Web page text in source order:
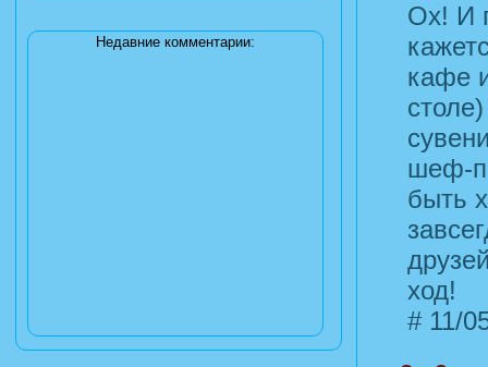
Ох! И
кафе
шеф-
быть
ход!
#11/
Недавние комментарии: